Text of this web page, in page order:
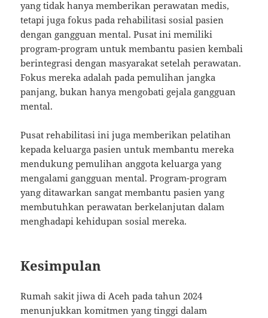
yang tidak hanya memberikan perawatan medis,
tetapi juga fokus pada rehabilitasi sosial pasien
dengan gangguan mental. Pusat ini memiliki
program-program untuk membantu pasien kembali
berintegrasi dengan masyarakat setelah perawatan.
Fokus mereka adalah pada pemulihan jangka
panjang, bukan hanya mengobati gejala gangguan
mental.
Pusat rehabilitasi ini juga memberikan pelatihan
kepada keluarga pasien untuk membantu mereka
mendukung pemulihan anggota keluarga yang
mengalami gangguan mental. Program-program
yang ditawarkan sangat membantu pasien yang
membutuhkan perawatan berkelanjutan dalam
menghadapi kehidupan sosial mereka.
Kesimpulan
Rumah sakit jiwa di Aceh pada tahun 2024
menunjukkan komitmen yang tinggi dalam